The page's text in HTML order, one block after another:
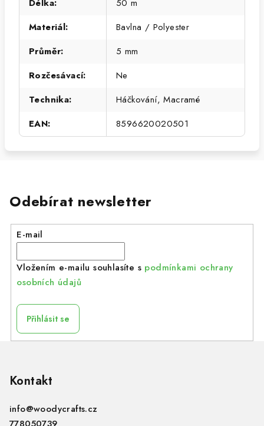
Délka:
50 m
Materiál:
Bavlna / Polyester
Průměr:
5 mm
Rozčesávací:
Ne
Technika:
Háčkování, Macramé
EAN: 8596620020501
Odebírat newsletter
E-mail
Vložením e-mailu souhlasíte s podmínkami ochrany
osobních údajů
Přihlásit se
Kontakt
info@woodycrafts.cz
778050739